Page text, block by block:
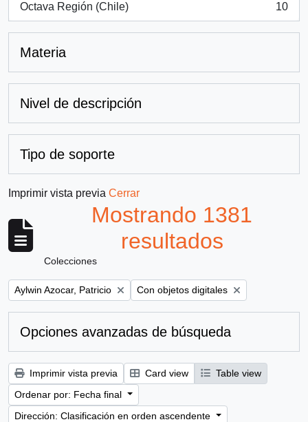
Octava Región (Chile)
, 10 resultados
10
Materia
Nivel de descripción
Tipo de soporte
Imprimir vista previa Cerrar
Mostrando 1381
resultados
Colecciones
Remove filter:
Aylwin Azocar, Patricio Remove filter:
Con objetos digitales
Opciones avanzadas de búsqueda
Imprimir vista previa Card view
Table view
Ordenar por: Fecha final
Dirección: Clasificación en orden ascendente